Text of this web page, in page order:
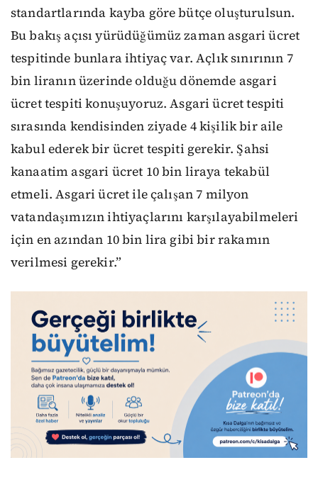
standartlarında kayba göre bütçe oluşturulsun.
Bu bakış açısı yürüdüğümüz zaman asgari ücret
tespitinde bunlara ihtiyaç var. Açlık sınırının 7
bin liranın üzerinde olduğu dönemde asgari
ücret tespiti konuşuyoruz. Asgari ücret tespiti
sırasında kendisinden ziyade 4 kişilik bir aile
kabul ederek bir ücret tespiti gerekir. Şahsi
kanaatim asgari ücret 10 bin liraya tekabül
etmeli. Asgari ücret ile çalışan 7 milyon
vatandaşımızın ihtiyaçlarını karşılayabilmeleri
için en azından 10 bin lira gibi bir rakamın
verilmesi gerekir.”